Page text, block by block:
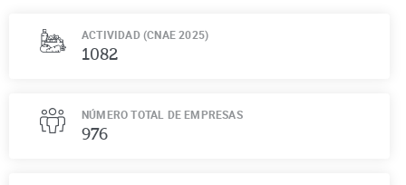
ACTIVIDAD (CNAE 2025)
1082
NÚMERO TOTAL DE EMPRESAS
976